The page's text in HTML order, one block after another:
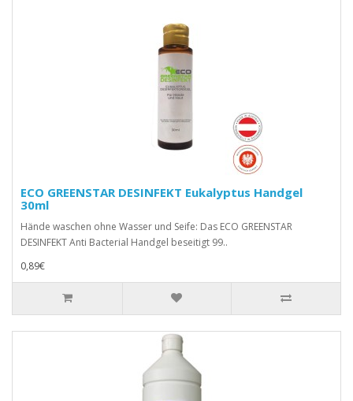
ECO GREENSTAR DESINFEKT Eukalyptus Handgel
30ml
Hände waschen ohne Wasser und Seife: Das ECO GREENSTAR
DESINFEKT Anti Bacterial Handgel beseitigt 99..
0,89€